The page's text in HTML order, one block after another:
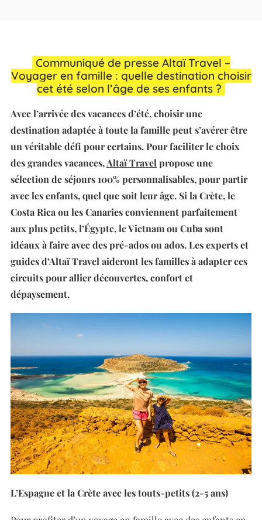
Communiqué de presse Altaï Travel –
Voyager en famille : quelle destination choisir
cet été selon l’âge de ses enfants ?
Avec l’arrivée des vacances d’été, choisir une
destination adaptée à toute la famille peut s’avérer être
un véritable défi pour certains. Pour faciliter le choix
des grandes vacances,Altaï Travel propose une
sélection de séjours 100% personnalisables, pour partir
avec les enfants, quel que soit leur âge. Si la Crète, le
Costa Rica ou les Canaries conviennent parfaitement
aux plus petits, l’Égypte, le Vietnam ou Cuba sont
idéaux à faire avec des pré-ados ou ados. Les experts et
guides d’Altaï Travel aideront les familles à adapter ces
circuits pour allier découvertes, confort et
dépaysement.
L’Espagne et la Crète avec les touts-petits (2-5 ans)